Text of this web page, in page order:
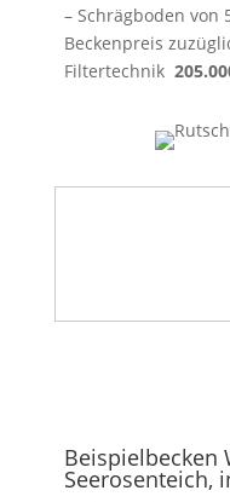
– Schrägboden von
Beckenpreis
Filtertechnik
Beispielbecken
Seerosenteich,